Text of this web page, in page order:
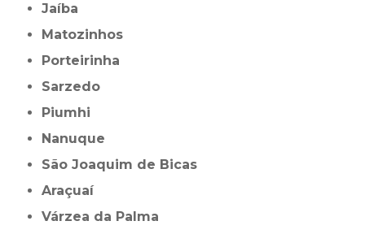
Jaíba
Matozinhos
Porteirinha
Sarzedo
Piumhi
Nanuque
São Joaquim de Bicas
Araçuaí
Várzea da Palma